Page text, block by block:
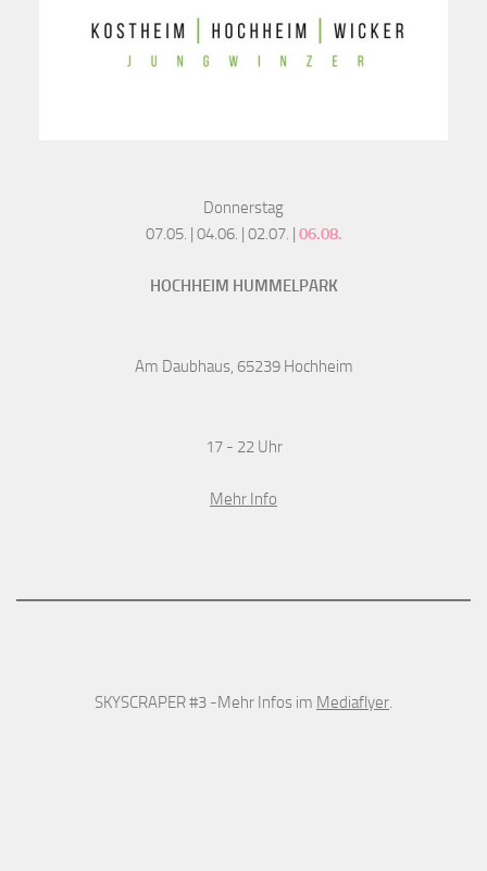
Donnerstag
07.05. | 04.06. | 02.07. | 06.08.
HOCHHEIM HUMMELPARK
Am Daubhaus, 65239 Hochheim
17 - 22 Uhr
Mehr Info
SKYSCRAPER #3 -Mehr Infos im Mediaflyer.